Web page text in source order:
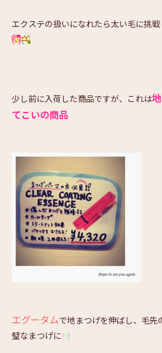
エクステの扱いになれたら太い毛に挑
少し前に入荷した商品ですが、これは
てこいの商品
エグータムで地まつげを伸ばし、毛先
璧なまつげに